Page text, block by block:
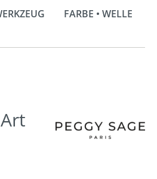
FARBE • WELLE